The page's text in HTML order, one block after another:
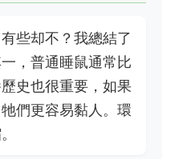
些却不？我總結了
，普通睡鼠通常比
史也很重要，如果
們更容易黏人。環